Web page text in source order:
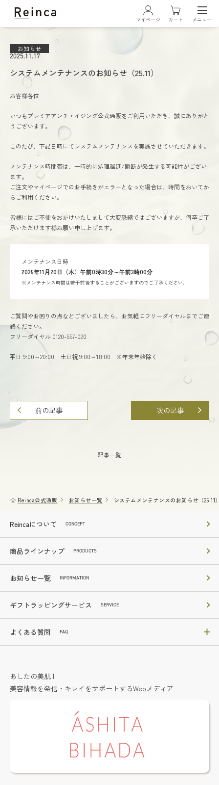
ログイン・新規会員登録
リズムトリートメント デュアルリペアクレンジング
リズムトリートメント ムースウォッシュ
ステムトリートメント ローションセラム
ステムトリートメント ニードルセラム
マイページ カート メニュー
お知らせ
2025.11.17
システムメンテナンスのお知らせ（25.11）
お客様各位
いつもプレミアアンチエイジング公式通販をご利用いただき、誠にありがと
うございます。
このたび、下記日時にてシステムメンテナンスを実施させていただきます。
メンテナンス時間帯は、一時的に処理遅延/瞬断が発生する可能性がござい
ます。
ご注文やマイページでのお手続きがエラーとなった場合は、時間をおいてか
らご利用ください。
皆様にはご不便をおかけいたしまして大変恐縮ではございますが、 何卒ご了
承いただけます様お願い申し上げます。
メンテナンス日時
2025年11月20日（木）午前0時30分～午前3時00分
※メンテナンス時間は若干前後することがございますのでご了承ください。
ご質問やお困りの点などございましたら、お気軽にフリーダイヤルまでご連
絡ください。
フリーダイヤル 0120-557-020
平日 9:00～20:00 土日祝 9:00～18:00 ※年末年始除く
前の記事 次の記事
記事一覧
Reinca公式通販 お知らせ一覧 システムメンテナンスのお知らせ（25.11
Reincaについて CONCEPT
商品ラインナップ PRODUCTS
お知らせ一覧 INFORMATION
ギフトラッピングサービス SERVICE
よくある質問 FAQ
あしたの美肌 |
美容情報を発信・キレイをサポートするWebメディア